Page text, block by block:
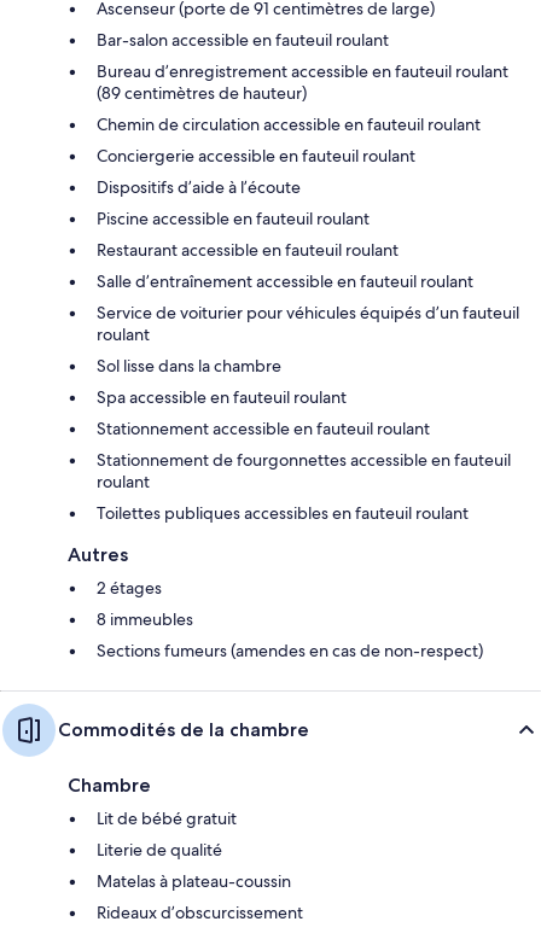
Ascenseur (porte de 91 centimètres de large)
Bar-salon accessible en fauteuil roulant
Bureau d’enregistrement accessible en fauteuil roulant
(89 centimètres de hauteur)
Chemin de circulation accessible en fauteuil roulant
Conciergerie accessible en fauteuil roulant
Dispositifs d’aide à l’écoute
Piscine accessible en fauteuil roulant
Restaurant accessible en fauteuil roulant
Salle d’entraînement accessible en fauteuil roulant
Service de voiturier pour véhicules équipés d’un fauteuil
roulant
Sol lisse dans la chambre
Spa accessible en fauteuil roulant
Stationnement accessible en fauteuil roulant
Stationnement de fourgonnettes accessible en fauteuil
roulant
Toilettes publiques accessibles en fauteuil roulant
Autres
2 étages
8 immeubles
Sections fumeurs (amendes en cas de non-respect)
Commodités de la chambre
Chambre
Lit de bébé gratuit
Literie de qualité
Matelas à plateau-coussin
Rideaux d’obscurcissement